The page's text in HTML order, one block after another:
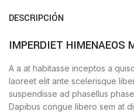
DESCRIPCIÓN
IMPERDIET HIMENAEOS
A a at habitasse inceptos a
laoreet elit ante scelerisque
suspendisse ad phasellus
Dapibus congue libero sem at